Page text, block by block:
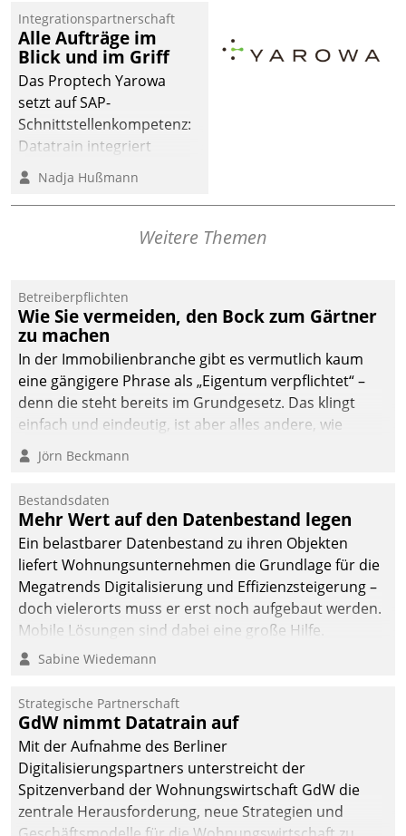
der
Wohnungswirtschaft“.
Bewerben können sich
dafür ein Team
bestehend aus
Wohnungsunternehmen
und PropTech.
Integrationspartnerschaft
Alle Aufträge im
Blick und im Griff
Das Proptech Yarowa
setzt auf SAP-
Schnittstellenkompetenz:
Datatrain integriert
Yarowas Portal zur
Vergabe und Verwaltung
von Aufträgen der
deutscher
Wohnungsunternehmen
– und beschleunigt damit
den Weg vom
Mieteranliegen zum
Dienstleisterauftrag.
Nadja Hußmann
Weitere Themen
Betreiberpflichten
Wie Sie vermeiden, den Bock zum Gärtner
zu machen
In der Immobilienbranche gibt es vermutlich kaum
eine gängigere Phrase als „Eigentum verpflichtet“ –
denn die steht bereits im Grundgesetz. Das klingt
einfach und eindeutig, ist aber alles andere, wie
Branchenbeschäftigte wissen. Denn mit der
Verantwortung folgen Verpflichtungen.
Jörn Beckmann
Bestandsdaten
Mehr Wert auf den Datenbestand legen
Ein belastbarer Datenbestand zu ihren Objekten
liefert Wohnungsunternehmen die Grundlage für die
Megatrends Digitalisierung und Effizienzsteigerung –
doch vielerorts muss er erst noch aufgebaut werden.
Mobile Lösungen sind dabei eine große Hilfe.
Sabine Wiedemann
Strategische Partnerschaft
GdW nimmt Datatrain auf
Mit der Aufnahme des Berliner
Digitalisierungspartners unterstreicht der
Spitzenverband der Wohnungswirtschaft GdW die
zentrale Herausforderung, neue Strategien und